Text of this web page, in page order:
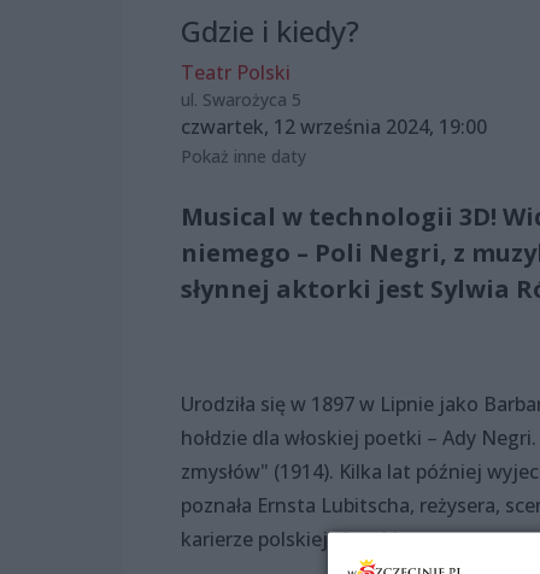
Gdzie i kiedy?
Teatr Polski
ul. Swarożyca 5
czwartek, 12 września 2024, 19:00
Pokaż inne daty
Musical w technologii 3D!
niemego – Poli Negri, z
słynnej aktorki jest Sylwia
Urodziła się w 1897 w Lipnie jako
hołdzie dla włoskiej poetki – Ady
zmysłów" (1914). Kilka lat później
poznała Ernsta Lubitscha, reżysera,
karierze polskiej aktorki.